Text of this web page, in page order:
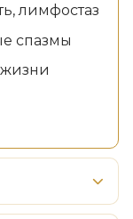
лимфостаз
спазмы